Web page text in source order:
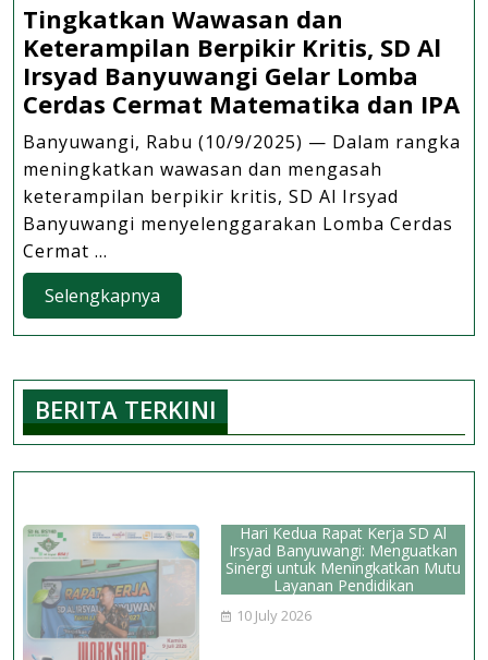
Tingkatkan Wawasan dan
Keterampilan Berpikir Kritis, SD Al
Irsyad Banyuwangi Gelar Lomba
Cerdas Cermat Matematika dan IPA
Banyuwangi, Rabu (10/9/2025) — Dalam rangka
meningkatkan wawasan dan mengasah
keterampilan berpikir kritis, SD Al Irsyad
Banyuwangi menyelenggarakan Lomba Cerdas
Cermat ...
Selengkapnya
BERITA TERKINI
Hari Kedua Rapat Kerja SD Al
Irsyad Banyuwangi: Menguatkan
Sinergi untuk Meningkatkan Mutu
Layanan Pendidikan
10 July 2026